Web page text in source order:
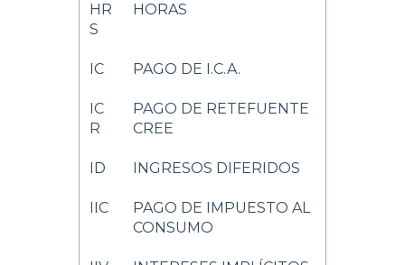
HR
S
HORAS
IC PAGO DE I.C.A.
IC
R
PAGO DE RETEFUENTE
CREE
ID INGRESOS DIFERIDOS
IIC
PAGO DE IMPUESTO AL
CONSUMO